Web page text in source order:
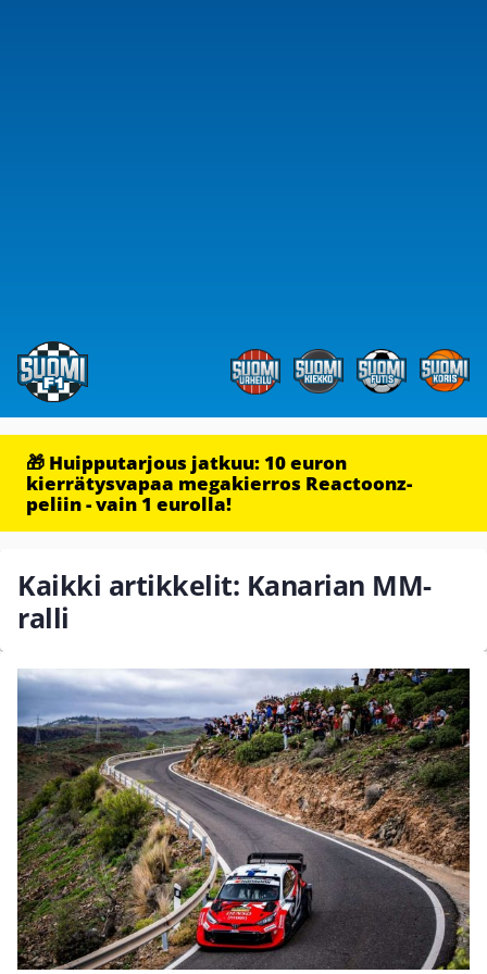
🎁 Huipputarjous jatkuu: 10 euron
kierrätysvapaa megakierros Reactoonz-
peliin - vain 1 eurolla!
Kaikki artikkelit: Kanarian MM-
ralli